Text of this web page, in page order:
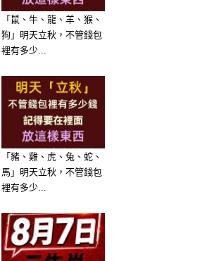
「鼠、牛、龍、羊、猴、
狗」明天立秋，不管錢包
裡有多少...
「豬、雞、虎、兔、蛇、
馬」明天立秋，不管錢包
裡有多少...